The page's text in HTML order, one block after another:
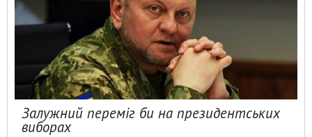
Залужний переміг би на президентських
виборах